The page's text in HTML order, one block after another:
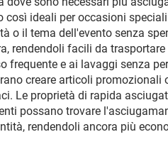
ideali per occasioni
o il tema dell'evento senza
rendendoli facili da trasportare
frequente e ai lavaggi senza
creare articoli promozionali
Le proprietà di rapida
possano trovare
rendendoli ancora più